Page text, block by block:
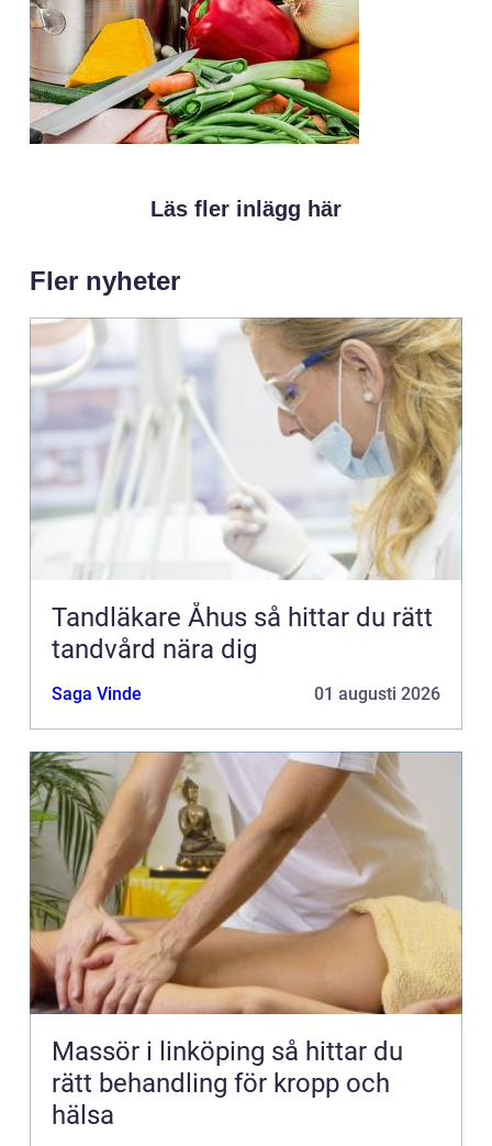
Läs fler inlägg här
Fler nyheter
Tandläkare Åhus så hittar du rätt
tandvård nära dig
Saga Vinde 01 augusti 2026
Massör i linköping så hittar du
rätt behandling för kropp och
hälsa